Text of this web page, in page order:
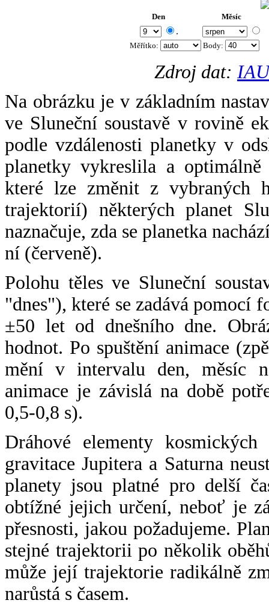
Den Měsíc
.
Měřítko: Body:
Zdroj dat:
Na obrázku je v základním
ve Sluneční soustavě v rovině
podle vzdálenosti planetky v
planetky vykreslila a
které lze změnit z vybraných
trajektorií) některých planet
naznačuje, zda se planetka
ní (červeně).
Polohu těles ve Sluneční
"dnes"), které se zadává pomocí
±50 let od dnešního dne.
hodnot. Po spuštění animace
mění v intervalu den, měsíc
animace je závislá na době
0,5-0,8 s).
Dráhové elementy
gravitace Jupitera a Saturna
planety jsou platné pro delší
obtížné jejich určení, neboť je
přesnosti, jakou požadujeme.
stejné trajektorii po několik
může její trajektorie radikálně
narůstá s časem.